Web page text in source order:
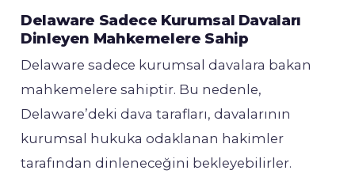
Delaware Sadece Kurumsal Davaları
Dinleyen Mahkemelere Sahip
Delaware sadece kurumsal davalara bakan
mahkemelere sahiptir. Bu nedenle,
Delaware’deki dava tarafları, davalarının
kurumsal hukuka odaklanan hakimler
tarafından dinleneceğini bekleyebilirler.